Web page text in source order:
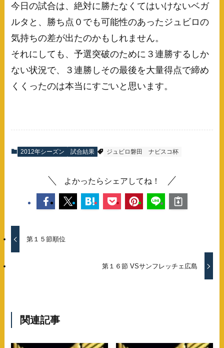
今日の試合は、絶対に勝たなくてはいけないベガ
ルタと、勝ち点０でも可能性のあったジュビロの
気持ちの差が出たのかもしれません。
それにしても、予選突破のために３連勝するしか
ない状況で、３連勝しその最後を大量得点で締め
くくったのは本当にすごいと思います。
2012年シーズン 試合結果 ジュビロ磐田 ナビスコ杯
よかったらシェアしてね！
第１５節順位
第１６節 VSサンフレッチェ広島
関連記事